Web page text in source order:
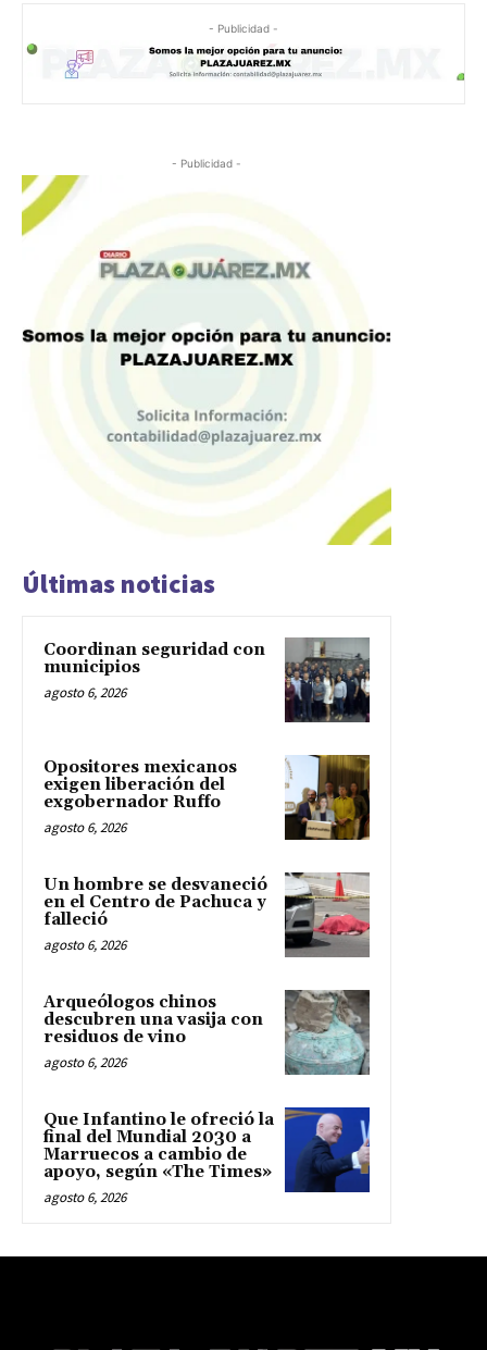
- Publicidad -
- Publicidad -
Últimas noticias
Coordinan seguridad con
municipios
agosto 6, 2026
Opositores mexicanos
exigen liberación del
exgobernador Ruffo
agosto 6, 2026
Un hombre se desvaneció
en el Centro de Pachuca y
falleció
agosto 6, 2026
Arqueólogos chinos
descubren una vasija con
residuos de vino
agosto 6, 2026
Que Infantino le ofreció la
final del Mundial 2030 a
Marruecos a cambio de
apoyo, según «The Times»
agosto 6, 2026